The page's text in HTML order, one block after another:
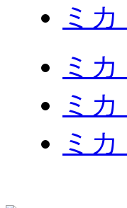
ミ
ミ
ミ
ミ